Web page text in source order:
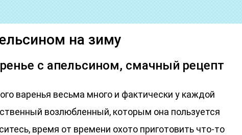
на зиму
с апельсином, смачный рецепт
варенья весьма много и фактически у каждой
возлюбленный, которым она пользуется
время от времени охото приготовить что-то